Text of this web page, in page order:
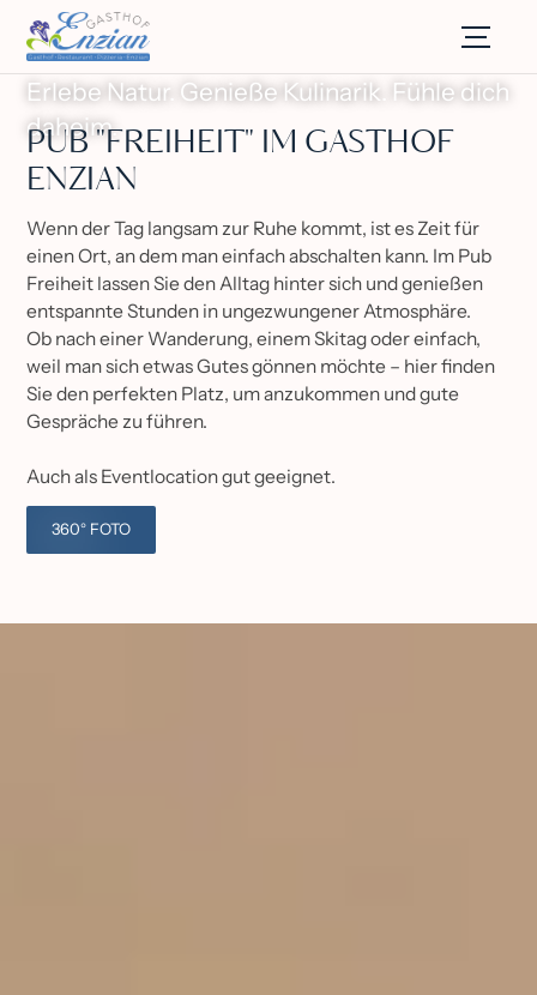
Erlebe Natur. Genieße Kulinarik. Fühle dich
daheim.
PUB "FREIHEIT" IM GASTHOF
ENZIAN
Wenn der Tag langsam zur Ruhe kommt, ist es Zeit für
einen Ort, an dem man einfach abschalten kann. Im Pub
Freiheit lassen Sie den Alltag hinter sich und genießen
entspannte Stunden in ungezwungener Atmosphäre.
Ob nach einer Wanderung, einem Skitag oder einfach,
weil man sich etwas Gutes gönnen möchte – hier finden
Sie den perfekten Platz, um anzukommen und gute
Gespräche zu führen.
Auch als Eventlocation gut geeignet.
360° FOTO